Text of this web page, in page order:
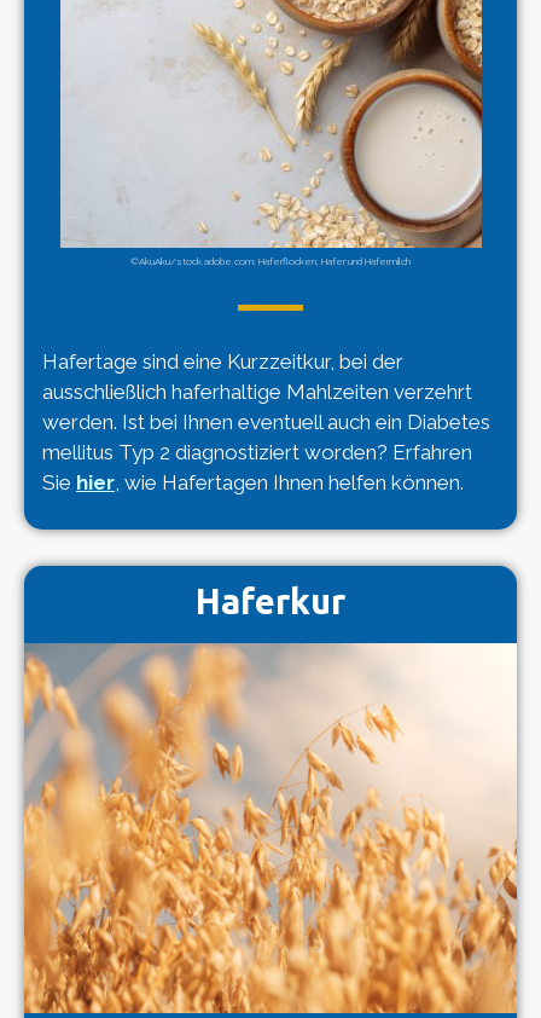
©AkuAku/stock.adobe.com: Haferflocken, Hafer und Hafermilch
Hafertage sind eine Kurzzeitkur, bei der
ausschließlich haferhaltige Mahlzeiten verzehrt
werden. Ist bei Ihnen eventuell auch ein Diabetes
mellitus Typ 2 diagnostiziert worden? Erfahren
Sie hier, wie Hafertagen Ihnen helfen können.
Haferkur